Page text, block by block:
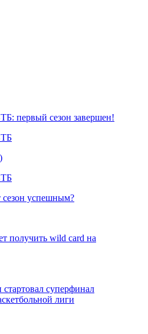
первый сезон завершен!
сезон успешным?
получить wild card на
суперфинал
лиги